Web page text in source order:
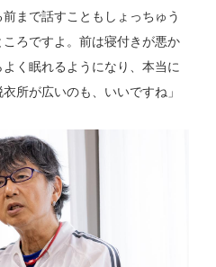
まで話すこともしょっちゅう
ろですよ。前は寝付きが悪か
く眠れるようになり、本当に
所が広いのも、いいですね」